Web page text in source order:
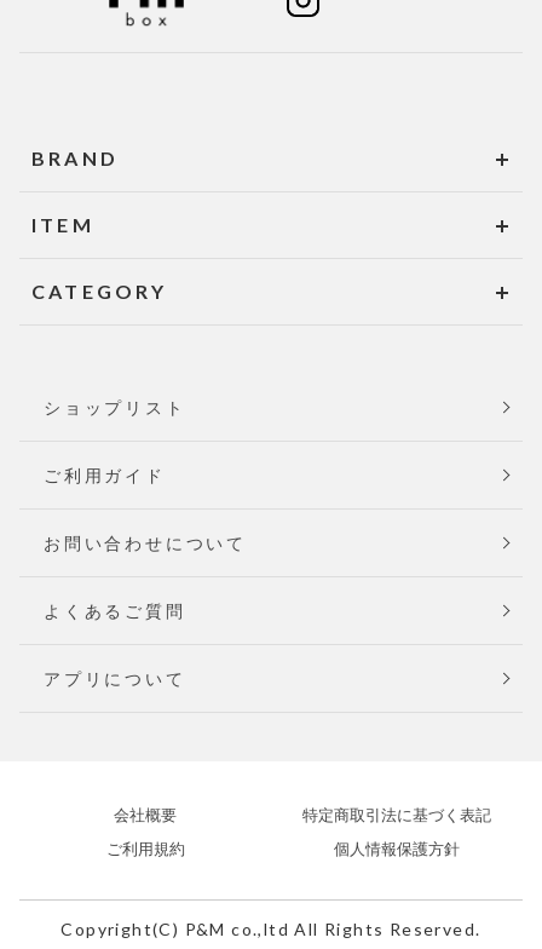
BRAND
ITEM
CATEGORY
ショップリスト
ご利用ガイド
お問い合わせについて
よくあるご質問
アプリについて
会社概要
特定商取引法に基づく表記
ご利用規約
個人情報保護方針
Copyright(C) P&M co.,ltd All Rights Reserved.